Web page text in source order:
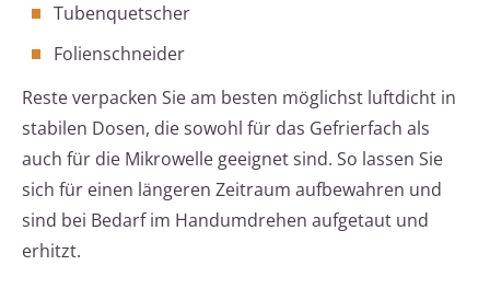
Tubenquetscher
Folienschneider
Reste verpacken Sie am besten möglichst luftdicht in
stabilen Dosen, die sowohl für das Gefrierfach als
auch für die Mikrowelle geeignet sind. So lassen Sie
sich für einen längeren Zeitraum aufbewahren und
sind bei Bedarf im Handumdrehen aufgetaut und
erhitzt.